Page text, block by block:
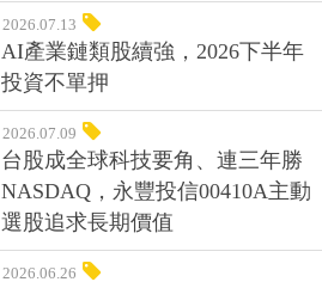
2026.07.13
AI產業鏈類股續強，2026下半年
投資不單押
2026.07.09
台股成全球科技要角、連三年勝
NASDAQ，永豐投信00410A主動
選股追求長期價值
2026.06.26